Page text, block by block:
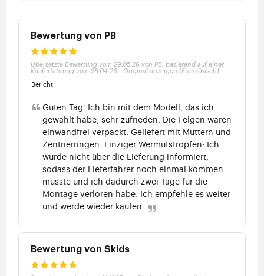
Bewertung von PB
Übersetzte Bewertung vom 29.05.26 von PB, basierend auf einer
Kauferfahrung vom 28.04.26 - Original anzeigen (Französisch)
Bericht
Guten Tag. Ich bin mit dem Modell, das ich
gewählt habe, sehr zufrieden. Die Felgen waren
einwandfrei verpackt. Geliefert mit Muttern und
Zentrierringen. Einziger Wermutstropfen: Ich
wurde nicht über die Lieferung informiert,
sodass der Lieferfahrer noch einmal kommen
musste und ich dadurch zwei Tage für die
Montage verloren habe. Ich empfehle es weiter
und werde wieder kaufen.
Bewertung von Skids